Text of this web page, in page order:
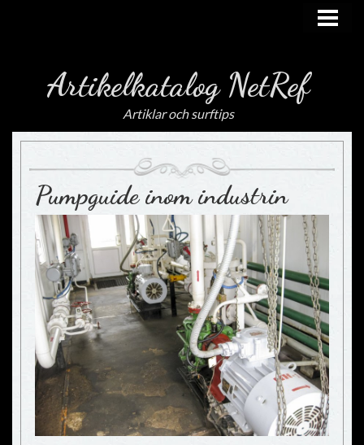
Artikelkatalog NetRef
Artiklar och surftips
Pumpguide inom industrin